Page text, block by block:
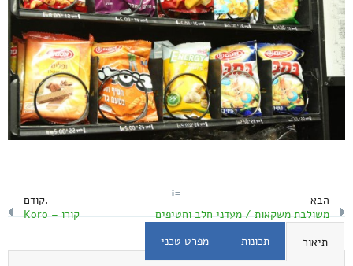
קודם.
קורו – Koro
הבא
משולבת משקאות / מעדני חלב וחטיפים
תיאור
תכונות מפרט טכני